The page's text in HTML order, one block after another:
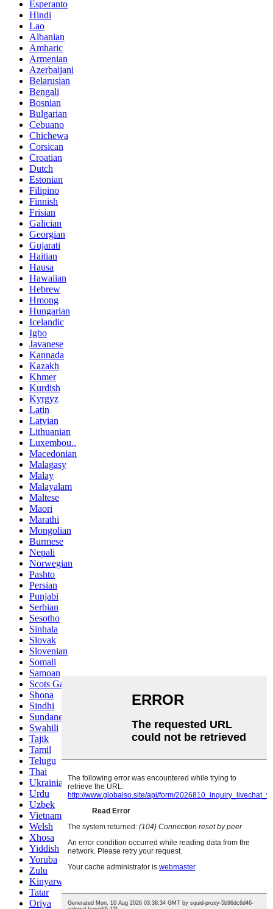
Esperanto
Hindi
Lao
Albanian
Amharic
Armenian
Azerbaijani
Belarusian
Bengali
Bosnian
Bulgarian
Cebuano
Chichewa
Corsican
Croatian
Dutch
Estonian
Filipino
Finnish
Frisian
Galician
Georgian
Gujarati
Haitian
Hausa
Hawaiian
Hebrew
Hmong
Hungarian
Icelandic
Igbo
Javanese
Kannada
Kazakh
Khmer
Kurdish
Kyrgyz
Latin
Latvian
Lithuanian
Luxembou..
Macedonian
Malagasy
Malay
Malayalam
Maltese
Maori
Marathi
Mongolian
Burmese
Nepali
Norwegian
Pashto
Persian
Punjabi
Serbian
Sesotho
Sinhala
Slovak
Slovenian
Somali
Samoan
Scots Gaelic
Shona
Sindhi
Sundanese
Swahili
Tajik
Tamil
Telugu
Thai
Ukrainian
Urdu
Uzbek
Vietnamese
Welsh
Xhosa
Yiddish
Yoruba
Zulu
Kinyarwanda
Tatar
Oriya